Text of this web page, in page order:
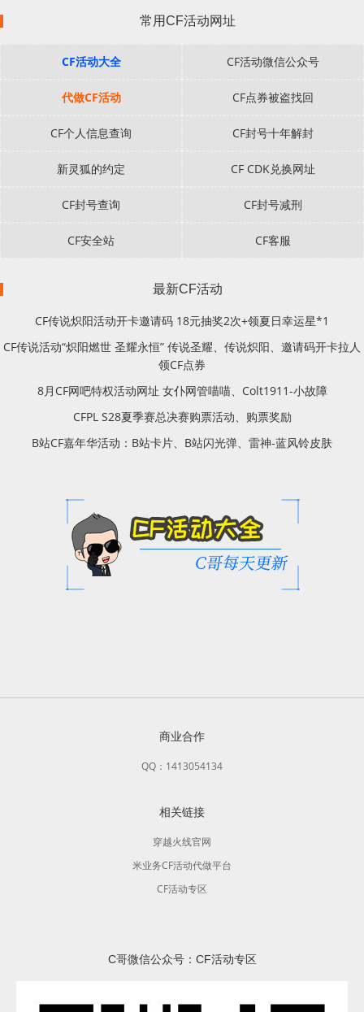
常用CF活动网址
CF活动大全 CF活动微信公众号
代做CF活动 CF点券被盗找回
CF个人信息查询 CF封号十年解封
新灵狐的约定 CF CDK兑换网址
CF封号查询 CF封号减刑
CF安全站 CF客服
最新CF活动
CF传说炽阳活动开卡邀请码 18元抽奖2次+领夏日幸运星*1
CF传说活动“炽阳燃世 圣耀永恒” 传说圣耀、传说炽阳、邀请码开卡拉人
领CF点券
8月CF网吧特权活动网址 女仆网管喵喵、Colt1911-小故障
CFPL S28夏季赛总决赛购票活动、购票奖励
B站CF嘉年华活动：B站卡片、B站闪光弹、雷神-蓝风铃皮肤
商业合作
QQ：1413054134
相关链接
穿越火线官网
米业务CF活动代做平台
CF活动专区
C哥微信公众号：CF活动专区